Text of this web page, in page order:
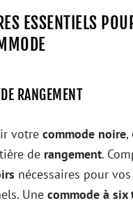
ESSENTIELS
RANGEMENT
votre commode noire,
de rangement.
nécessaires pour
Une commode à six